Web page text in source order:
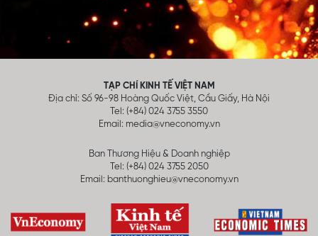
TẠP CHÍ KINH TẾ VIỆT NAM
Địa chỉ: Số 96-98 Hoàng Quốc Việt, Cầu Giấy, Hà Nội
Tel: (+84) 024 3755 3550
Email: media@vneconomy.vn
Ban Thương Hiệu & Doanh nghiệp
Tel: (+84) 024 3755 2050
Email: banthuonghieu@vneconomy.vn